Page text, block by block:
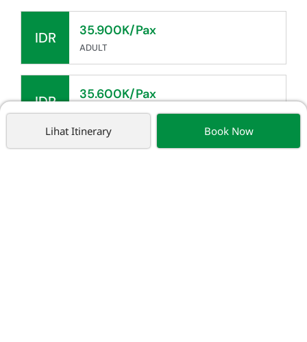
IDR 35.900K/Pax
ADULT
IDR 35.600K/Pax
CHILD WITH BED
Lihat Itinerary Book Now